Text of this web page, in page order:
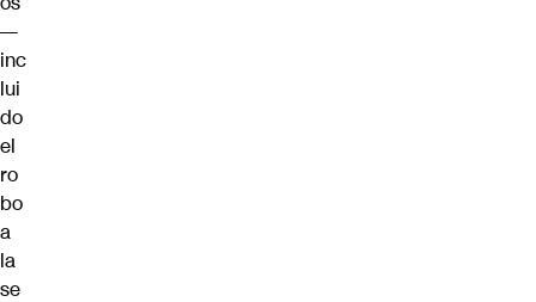
—
inc
lui
do
el
ro
bo
a
la
se